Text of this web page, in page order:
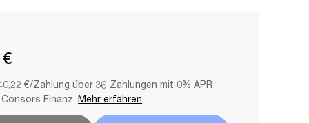
€/Zahlung über 36 Zahlungen mit 0% APR
Finanz. Mehr erfahren